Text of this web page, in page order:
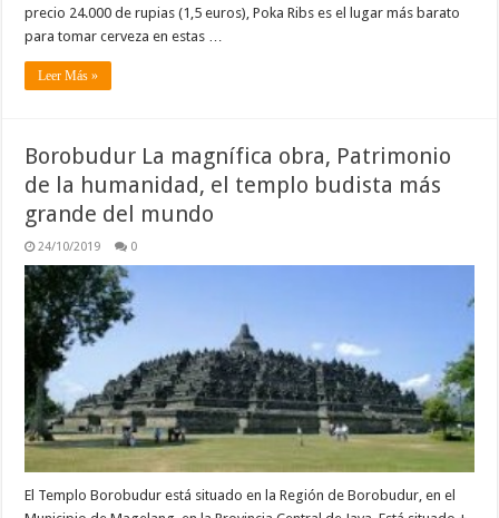
precio 24.000 de rupias (1,5 euros), Poka Ribs es el lugar más barato
para tomar cerveza en estas …
Leer Más »
Borobudur La magnífica obra, Patrimonio
de la humanidad, el templo budista más
grande del mundo
24/10/2019 0
El Templo Borobudur está situado en la Región de Borobudur, en el